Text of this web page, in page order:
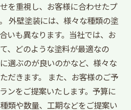
を重視し、お客様に合わせたプ
外壁塗装には、様々な種類の塗
いも異なります。当社では、お
、どのような塗料が最適なの
選ぶのが良いのかなど、様々な
だきます。 また、お客様のご予
ンをご提案いたします。予算に
類や数量、工期などをご提案い